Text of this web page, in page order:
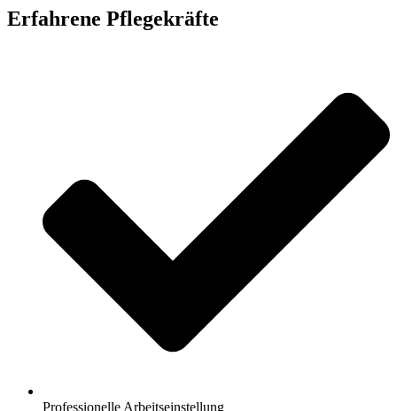
Erfahrene Pflegekräfte
Professionelle Arbeitseinstellung